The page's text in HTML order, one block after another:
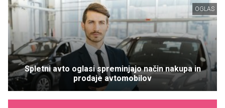
OGLAS
Spletni avto oglasi spreminjajo način nakupa in
prodaje avtomobilov